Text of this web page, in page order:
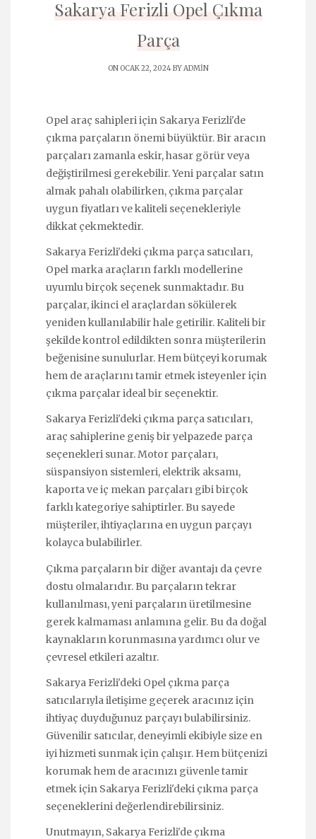
Sakarya Ferizli Opel Çıkma
Parça
ON OCAK 22, 2024 BYADMIN
Opel araç sahipleri için Sakarya Ferizli'de
çıkma parçaların önemi büyüktür. Bir aracın
parçaları zamanla eskir, hasar görür veya
değiştirilmesi gerekebilir. Yeni parçalar satın
almak pahalı olabilirken, çıkma parçalar
uygun fiyatları ve kaliteli seçenekleriyle
dikkat çekmektedir.
Sakarya Ferizli'deki çıkma parça satıcıları,
Opel marka araçların farklı modellerine
uyumlu birçok seçenek sunmaktadır. Bu
parçalar, ikinci el araçlardan sökülerek
yeniden kullanılabilir hale getirilir. Kaliteli bir
şekilde kontrol edildikten sonra müşterilerin
beğenisine sunulurlar. Hem bütçeyi korumak
hem de araçlarını tamir etmek isteyenler için
çıkma parçalar ideal bir seçenektir.
Sakarya Ferizli'deki çıkma parça satıcıları,
araç sahiplerine geniş bir yelpazede parça
seçenekleri sunar. Motor parçaları,
süspansiyon sistemleri, elektrik aksamı,
kaporta ve iç mekan parçaları gibi birçok
farklı kategoriye sahiptirler. Bu sayede
müşteriler, ihtiyaçlarına en uygun parçayı
kolayca bulabilirler.
Çıkma parçaların bir diğer avantajı da çevre
dostu olmalarıdır. Bu parçaların tekrar
kullanılması, yeni parçaların üretilmesine
gerek kalmaması anlamına gelir. Bu da doğal
kaynakların korunmasına yardımcı olur ve
çevresel etkileri azaltır.
Sakarya Ferizli'deki Opel çıkma parça
satıcılarıyla iletişime geçerek aracınız için
ihtiyaç duyduğunuz parçayı bulabilirsiniz.
Güvenilir satıcılar, deneyimli ekibiyle size en
iyi hizmeti sunmak için çalışır. Hem bütçenizi
korumak hem de aracınızı güvenle tamir
etmek için Sakarya Ferizli'deki çıkma parça
seçeneklerini değerlendirebilirsiniz.
Unutmayın, Sakarya Ferizli'de çıkma